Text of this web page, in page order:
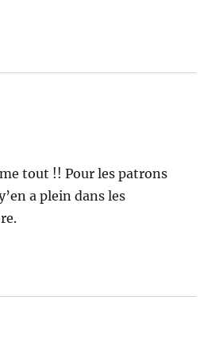
tout !! Pour les patrons
a plein dans les